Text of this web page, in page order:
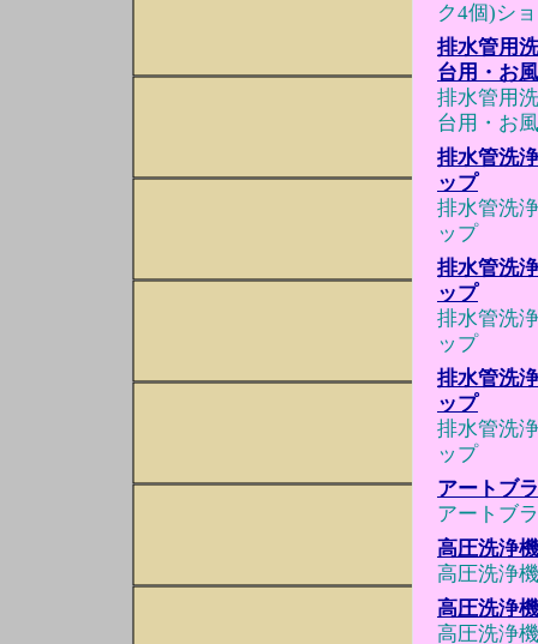
ク4個)シ
排水管用
台用・お
排水管用
台用・お
排水管洗
ップ
排水管洗
ップ
排水管洗
ップ
排水管洗
ップ
排水管洗
ップ
排水管洗
ップ
アートブ
アートブ
高圧洗浄
高圧洗浄
高圧洗浄
高圧洗浄